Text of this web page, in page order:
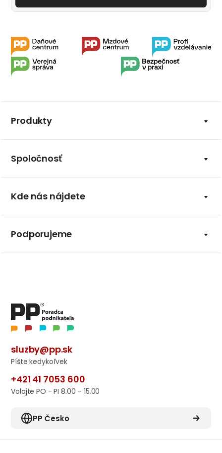
Produkty
Spoločnosť
Kde nás nájdete
Podporujeme
sluzby@pp.sk
Píšte kedykoľvek
+421 41 7053 600
Volajte PO - PI 8.00 – 15.00
PP Česko